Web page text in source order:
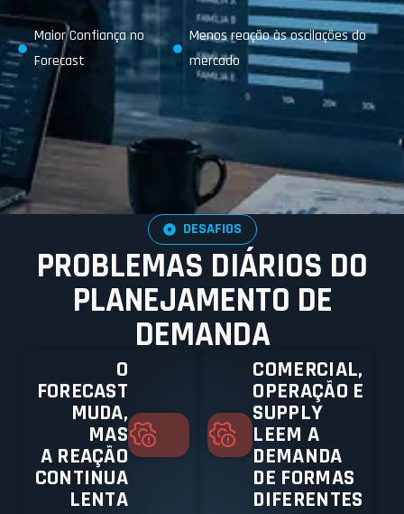
Maior Confiança no
Forecast
Menos reação às oscilações do
mercado
DESAFIOS
PROBLEMAS DIÁRIOS DO
PLANEJAMENTO DE
DEMANDA
O
FORECAST
MUDA,
MAS
A REAÇÃO
CONTINUA
LENTA
COMERCIAL,
OPERAÇÃO E
SUPPLY
LEEM A
DEMANDA
DE FORMAS
DIFERENTES